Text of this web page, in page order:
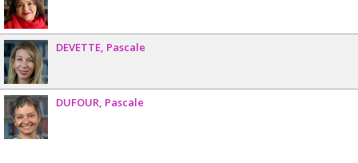
DEVETTE Pascale
DUFOUR Pascale